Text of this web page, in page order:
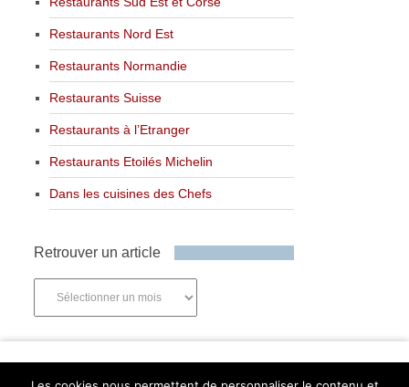
Restaurants Nord Est
Restaurants Normandie
Restaurants Suisse
Restaurants à l’Etranger
Restaurants Etoilés Michelin
Dans les cuisines des Chefs
Retrouver un article